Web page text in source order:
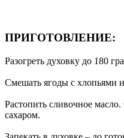
ПРИГОТОВЛЕНИЕ:
Разогреть духовку до 180
Смешать ягоды с хлопьями
Растопить сливочное
сахаром.